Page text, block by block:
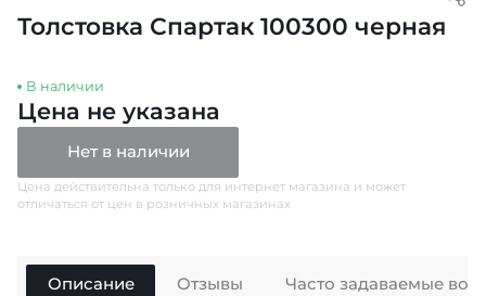
Толстовка Спартак 100300 черная
В наличии
Цена не указана
Нет в наличии
Цена действительна только для интернет магазина и может
отличаться от цен в розничных магазинах
Описание Отзывы Часто задаваемые